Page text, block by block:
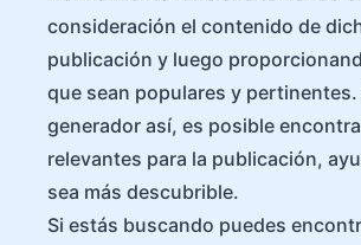
consideración el contenido de
publicación y luego
que sean populares y pertinentes.
generador así, es posible
relevantes para la publicación,
sea más descubrible.
Si estás buscando puedes